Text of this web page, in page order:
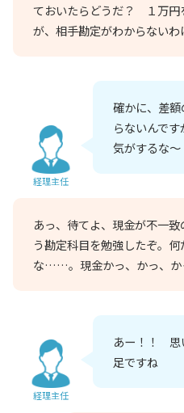
ておいたらどうだ？ １万円
が、相手勘定がわからないわ
経理主任
確かに、差
らないんで
気がするな～
あっ、待てよ、現金が不一
う勘定科目を勉強したぞ。
な……。現金かっ、かっ、
経理主任
あー！！ 思
足ですね